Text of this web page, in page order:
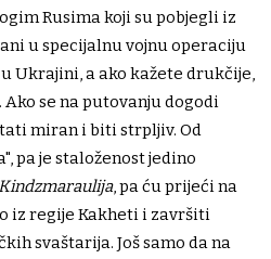
Rusima koji su pobjegli iz
u specijalnu vojnu operaciju
Ukrajini, a ako kažete drukčije,
se na putovanju dogodi
miran i biti strpljiv. Od
pa je staloženost jedino
Kindzmaraulija, pa ću prijeći na
iz regije Kakheti i završiti
svaštarija. Još samo da na